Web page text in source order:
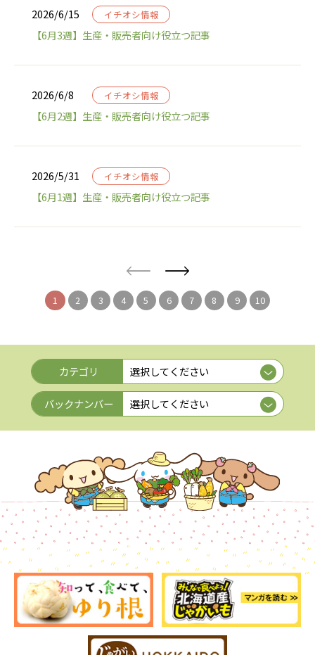
2026/6/15 イチオシ情報
【6月3週】生産・販売者向け役立つ記事
2026/6/8 イチオシ情報
【6月2週】生産・販売者向け役立つ記事
2026/5/31 イチオシ情報
【6月1週】生産・販売者向け役立つ記事
1 2 3 4 5 6 7 8 9 10
カテゴリ
バックナンバー